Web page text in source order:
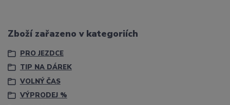
Zboží zařazeno v kategoriích
PRO JEZDCE
TIP NA DÁREK
VOLNÝ ČAS
VÝPRODEJ %